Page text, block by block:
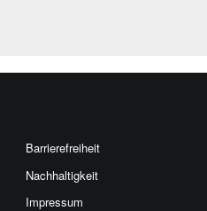
Barrierefreiheit
Nachhaltigkeit
Impressum